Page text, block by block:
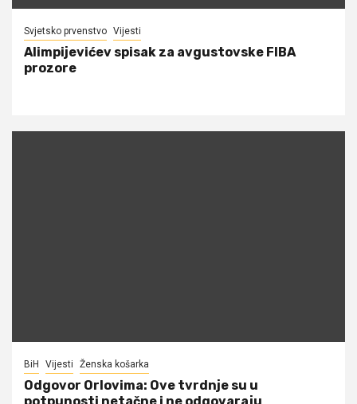
Svjetsko prvenstvo Vijesti
Alimpijevićev spisak za avgustovske FIBA
prozore
BiH Vijesti Ženska košarka
Odgovor Orlovima: ​Ove tvrdnje su u
potpunosti netačne i ne odgovaraju